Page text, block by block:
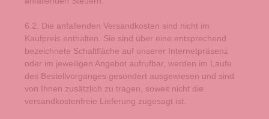
6.2. Die anfallenden Versandkosten sind nicht im
Kaufpreis enthalten. Sie sind über eine entsprechend
bezeichnete Schaltfläche auf unserer Internetpräsenz
oder im jeweiligen Angebot aufrufbar, werden im Laufe
des Bestellvorganges gesondert ausgewiesen und sind
von Ihnen zusätzlich zu tragen, soweit nicht die
versandkostenfreie Lieferung zugesagt ist.